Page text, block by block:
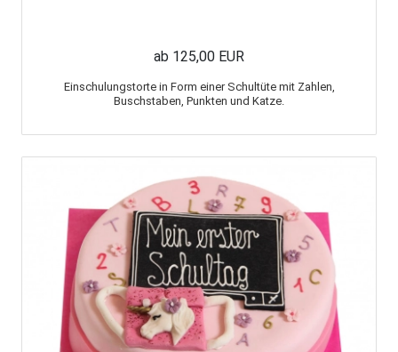
ab 125,00 EUR
Einschulungstorte in Form einer Schultüte mit Zahlen,
Buschstaben, Punkten und Katze.